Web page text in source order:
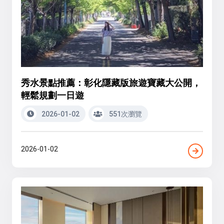
秀水景點推薦：彰化隱藏版旅遊寶藏大公開，
輕鬆規劃一日遊
2026-01-02 551次瀏覽
2026-01-02